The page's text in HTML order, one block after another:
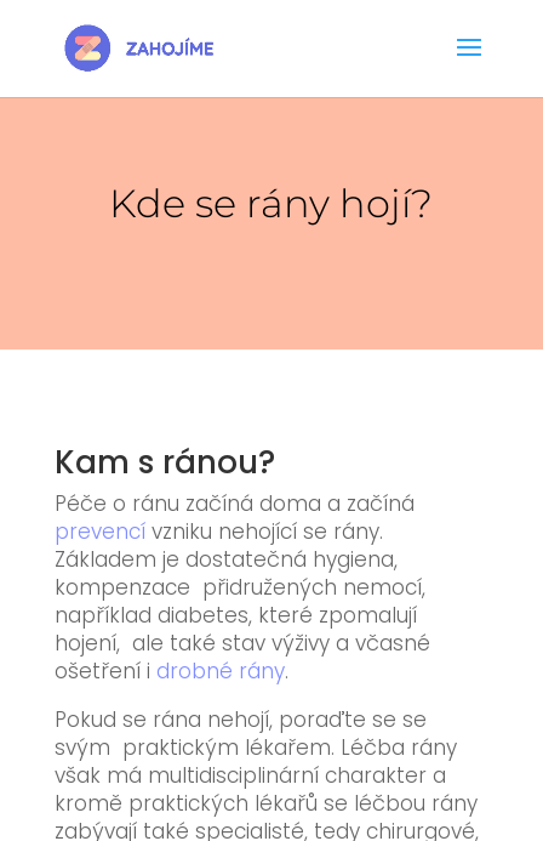
Kde se rány hojí?
Kam s ránou?
Péče o ránu začíná doma a začíná
prevencívzniku nehojící se rány.
Základem je dostatečná hygiena,
kompenzace přidružených nemocí,
například diabetes, které zpomalují
hojení, ale také stav výživy a včasné
ošetření i drobné rány.
Pokud se rána nehojí, poraďte se se
svým praktickým lékařem. Léčba rány
však má multidisciplinární charakter a
kromě praktických lékařů se léčbou rány
zabývají také specialisté, tedy chirurgové,